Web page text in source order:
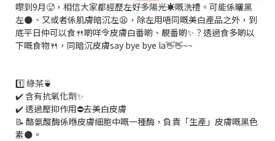
嚟到9月🥵，相信大家都經歷左好多陽光☀️嘅洗禮。可能係曬黑
左🌑、又或者係肌膚暗沉左😫，除左用唔同嘅美白產品之外，到
底平日仲可以食🍴啲咩令皮膚白番啲、靚番啲✨？透過食多啲以
下嘅食物🍴，同暗沉皮膚say bye bye la👋👋~~
1️⃣ 綠茶🍵
✔️ 含有抗氧化劑✨
✔️ 透過壓抑作用⛔️去美白皮膚
📝 酪氨酸酶係喺皮膚細胞中嘅一種酶，負責「生產」皮膚嘅黑色
素🌑。